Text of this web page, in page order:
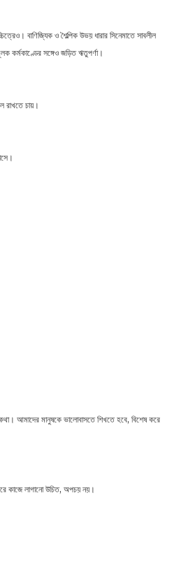
বাণিজ্যিক ও শৈল্পিক উভয় ধারার সিনেমাতে সাবলীল
কর্মকাণ্ডের সঙ্গেও জড়িত ঋতুপর্ণা।
রাখতে চায়।
আমাদের মানুষকে ভালোবাসতে শিখতে হবে, বিশেষ করে
কাজে লাগানো উচিত, অপচয় নয়।